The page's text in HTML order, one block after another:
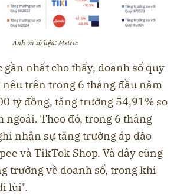
Ảnh và số liệu: Metric
gần nhất cho thấy, doanh số quy
nêu trên trong 6 tháng đầu năm
tỷ đồng, tăng trưởng 54,91% so
ngoái. Theo đó, trong 6 tháng
nhận sự tăng trưởng áp đảo
và TikTok Shop. Và đây cũng
trưởng về doanh số, trong khi
lùi".